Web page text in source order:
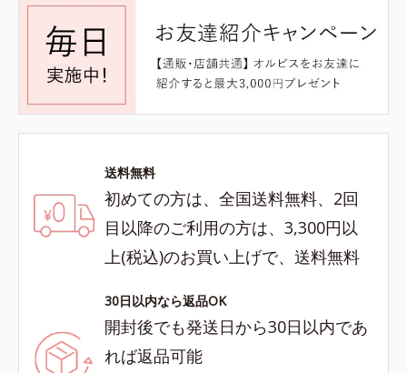
送料無料
初めての方は、全国送料無料、2回
目以降のご利用の方は、3,300円以
上(税込)のお買い上げで、送料無料
30日以内なら返品OK
開封後でも発送日から30日以内であ
れば返品可能